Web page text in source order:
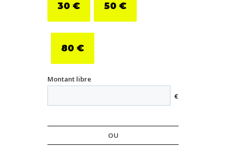
30 € 50 €
80 €
Montant libre
€
OU